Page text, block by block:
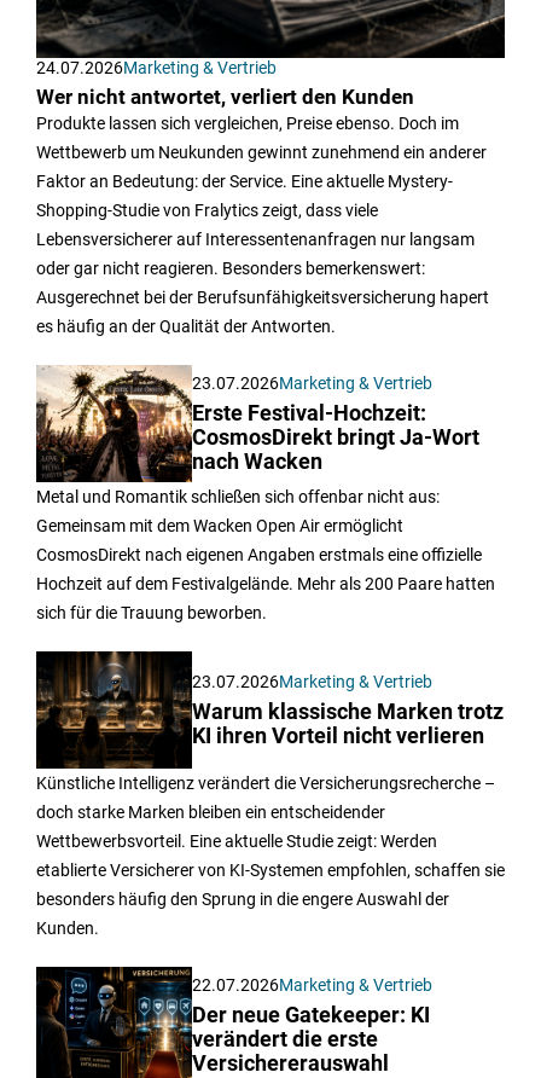
24.07.2026Marketing & Vertrieb
Wer nicht antwortet, verliert den Kunden
Produkte lassen sich vergleichen, Preise ebenso. Doch im
Wettbewerb um Neukunden gewinnt zunehmend ein anderer
Faktor an Bedeutung: der Service. Eine aktuelle Mystery-
Shopping-Studie von Fralytics zeigt, dass viele
Lebensversicherer auf Interessentenanfragen nur langsam
oder gar nicht reagieren. Besonders bemerkenswert:
Ausgerechnet bei der Berufsunfähigkeitsversicherung hapert
es häufig an der Qualität der Antworten.
23.07.2026Marketing & Vertrieb
Erste Festival-Hochzeit:
CosmosDirekt bringt Ja-Wort
nach Wacken
Metal und Romantik schließen sich offenbar nicht aus:
Gemeinsam mit dem Wacken Open Air ermöglicht
CosmosDirekt nach eigenen Angaben erstmals eine offizielle
Hochzeit auf dem Festivalgelände. Mehr als 200 Paare hatten
sich für die Trauung beworben.
23.07.2026Marketing & Vertrieb
Warum klassische Marken trotz
KI ihren Vorteil nicht verlieren
Künstliche Intelligenz verändert die Versicherungsrecherche –
doch starke Marken bleiben ein entscheidender
Wettbewerbsvorteil. Eine aktuelle Studie zeigt: Werden
etablierte Versicherer von KI-Systemen empfohlen, schaffen sie
besonders häufig den Sprung in die engere Auswahl der
Kunden.
22.07.2026Marketing & Vertrieb
Der neue Gatekeeper: KI
verändert die erste
Versichererauswahl